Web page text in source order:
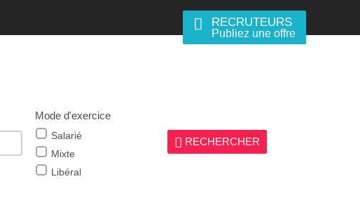
RECRUTEURS
Publiez une offre
Mode d'exercice
Salarié
Mixte
Libéral
RECHERCHER